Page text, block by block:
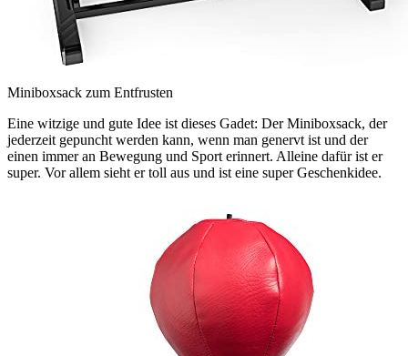
Miniboxsack zum Entfrusten
Eine witzige und gute Idee ist dieses Gadet: Der Miniboxsack, der
jederzeit gepuncht werden kann, wenn man genervt ist und der
einen immer an Bewegung und Sport erinnert. Alleine dafür ist er
super. Vor allem sieht er toll aus und ist eine super Geschenkidee.